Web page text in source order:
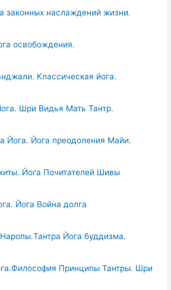
законных наслаждений жизни.
освобождения.
Классическая йога.
Шри Видья Мать Тантр.
Йога. Йога преодоления Майи.
Йога Почитателей Шивы
Йога Война долга
Йога буддизма.
Принципы Тантры. Шри